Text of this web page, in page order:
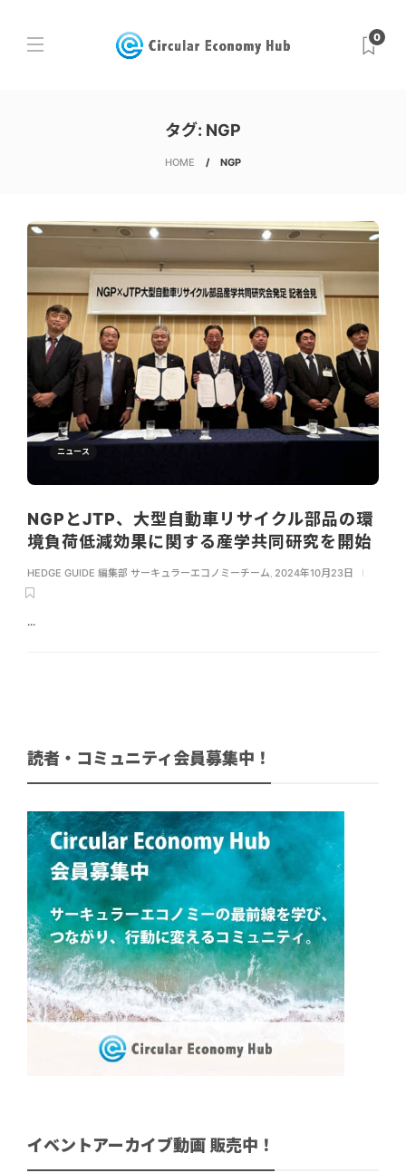
0
タグ: NGP
HOME NGP
ニュース
NGPとJTP、大型自動車リサイクル部品の環
境負荷低減効果に関する産学共同研究を開始
HEDGE GUIDE 編集部 サーキュラーエコノミーチーム, 2024年10月23日
...
読者・コミュニティ会員募集中！
イベントアーカイブ動画 販売中！